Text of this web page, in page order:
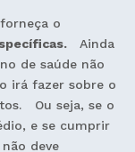
o
Ainda
de saúde não
irá fazer sobre o
Ou seja, se o
e se cumprir
deve